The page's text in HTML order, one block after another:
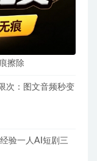
擦除
次：图文音频秒变
验一人AI短剧三